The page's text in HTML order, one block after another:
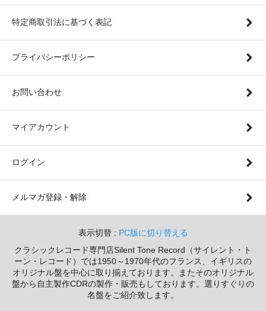
特定商取引法に基づく表記
プライバシーポリシー
お問い合わせ
マイアカウント
ログイン
メルマガ登録・解除
表示切替 : PC版に切り替える
クラシックレコード専門店Silent Tone Record（サイレント・ト
ーン・レコード）では1950～1970年代のフランス、イギリスの
オリジナル盤を中心に取り揃えております。またそのオリジナル
盤から自主製作CDRの製作・販売もしております。選りすぐりの
名盤をご紹介致します。